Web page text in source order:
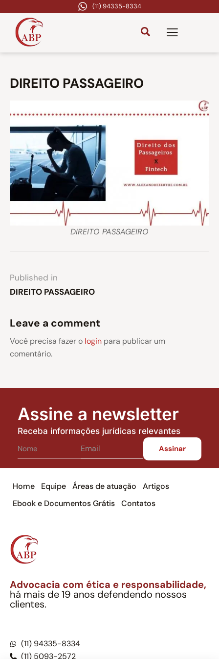
(11) 94335-8334
DIREITO PASSAGEIRO
DIREITO PASSAGEIRO
Published in
DIREITO PASSAGEIRO
Leave a comment
Você precisa fazer o login para publicar um
comentário.
Assine a newsletter
Receba informações jurídicas relevantes
Home Equipe Áreas de atuação
Artigos
Ebook e Documentos Grátis
Contatos
Advocacia com ética e responsabilidade,
há mais de 19 anos defendendo nossos
clientes.
(11) 94335-8334
(11) 5093-2572